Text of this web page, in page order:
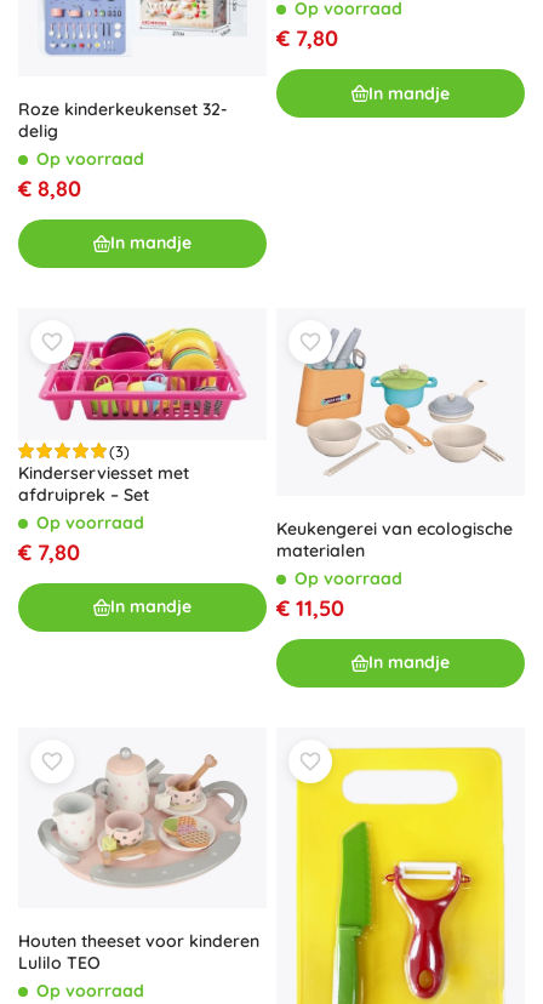
Roze kinderkeukenset 32-
delig
Op voorraad
€ 8,80
In mandje
Op voorraad
€ 7,80
In mandje
(3)
Kinderserviesset met
afdruiprek – Set
Op voorraad
€ 7,80
In mandje
Keukengerei van ecologische
materialen
Op voorraad
€ 11,50
In mandje
Houten theeset voor kinderen
Lulilo TEO
Op voorraad